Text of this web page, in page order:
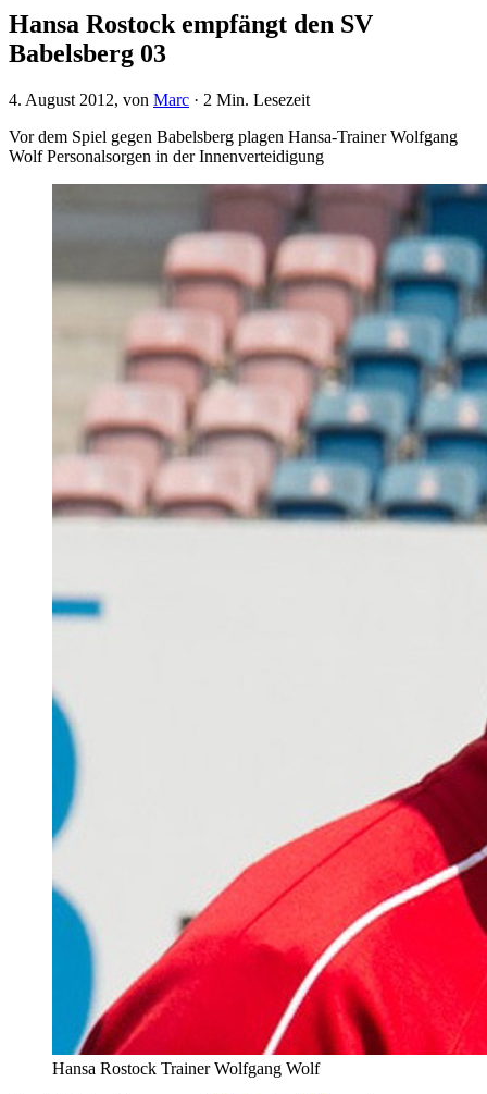
Hansa Rostock empfängt den SV
Babelsberg 03
4. August 2012, von Marc · 2 Min. Lesezeit
Vor dem Spiel gegen Babelsberg plagen Hansa-Trainer Wolfgang
Wolf Personalsorgen in der Innenverteidigung
Hansa Rostock Trainer Wolfgang Wolf